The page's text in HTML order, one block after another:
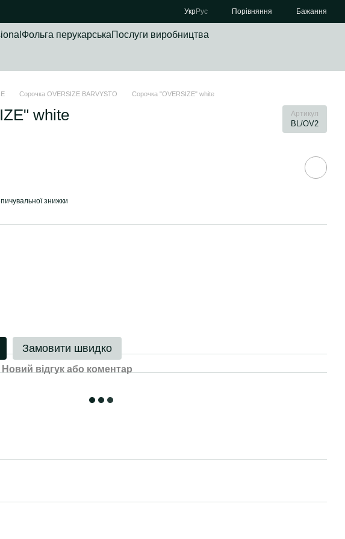
УкрРус Порівняння Бажання
Фольга перукарськаПослуги виробництва
Сорочка OVERSIZE BARVYSTO Сорочка "OVERSIZE" white
white Артикул
BL/OV2
знижки
Замовити швидко
Новий відгук або коментар